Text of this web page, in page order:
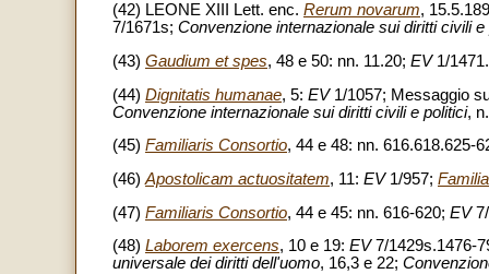
(42) LEONE XIII Lett. enc. Rerum novarum,
7/1671s; Convenzione internazionale sui diritti civili e
(43) Gaudium et spes, 48 e 50: nn. 11.20; EV1/
(44) Dignitatis humanae, 5: EV1/1057; Messaggio
Convenzione internazionale sui diritti civili e politici,
(45) Familiaris Consortio, 44 e 48: nn. 616.618.625-
(46) Apostolicam actuositatem, 11: EV1/957;
(47) Familiaris Consortio, 44 e 45: nn. 616-620; EV7/
(48) Laborem exercens, 10 e 19: EV7/1429s.1476-
universale dei diritti dell'uomo, 16,3 e 22;